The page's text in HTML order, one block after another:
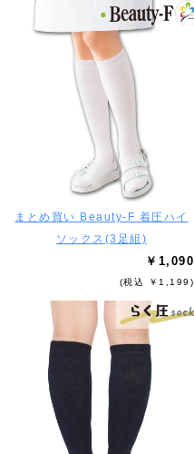
まとめ買い Beauty-F 着圧ハイ
ソックス(3足組)
￥1,090
(税込 ￥1,199)